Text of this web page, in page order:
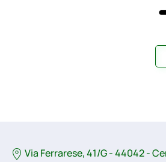
Via Ferrarese, 41/G - 44042 -